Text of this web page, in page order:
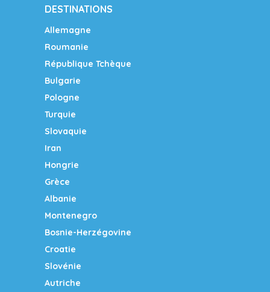
DESTINATIONS
Allemagne
Roumanie
République Tchèque
Bulgarie
Pologne
Turquie
Slovaquie
Iran
Hongrie
Grèce
Albanie
Montenegro
Bosnie-Herzégovine
Croatie
Slovénie
Autriche